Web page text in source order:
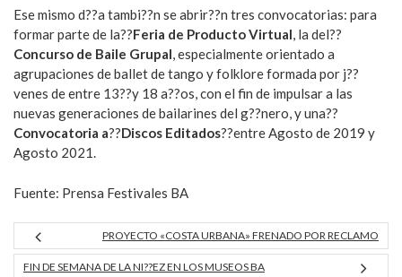
Ese mismo d??a tambi??n se abrir??n tres convocatorias: para
formar parte de la??Feria de Producto Virtual, la del??
Concurso de Baile Grupal, especialmente orientado a
agrupaciones de ballet de tango y folklore formada por j??
venes de entre 13??y 18 a??os, con el fin de impulsar a las
nuevas generaciones de bailarines del g??nero, y una??
Convocatoria a??Discos Editados??entre Agosto de 2019 y
Agosto 2021.
Fuente: Prensa Festivales BA
PROYECTO «COSTA URBANA» FRENADO POR RECLAMO
FIN DE SEMANA DE LA NI??EZ EN LOS MUSEOS BA